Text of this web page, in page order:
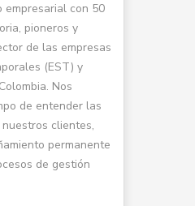
empresarial con 50
pioneros y
de las empresas
(EST) y
Nos
de entender las
clientes,
permanente
de gestión